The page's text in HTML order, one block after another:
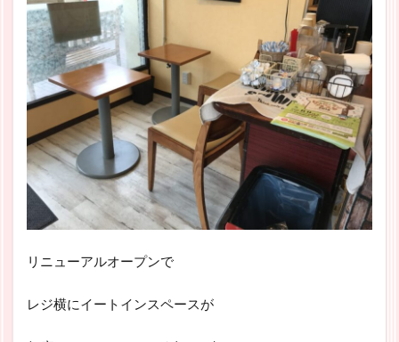
リニューアルオープンで
レジ横にイートインスペースが